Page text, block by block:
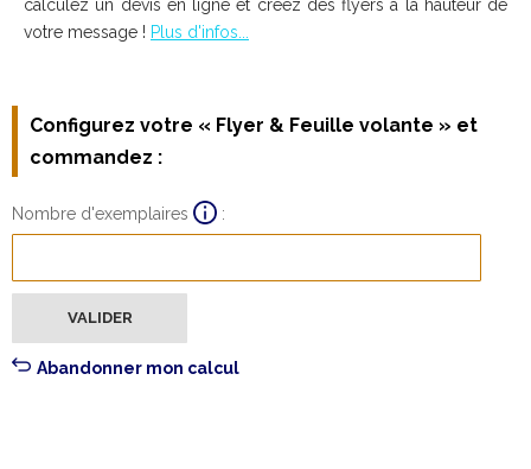
Configurez votre « Flyer & Feuille volante » et
commandez :
Nombre d'exemplaires
Abandonner mon calcul